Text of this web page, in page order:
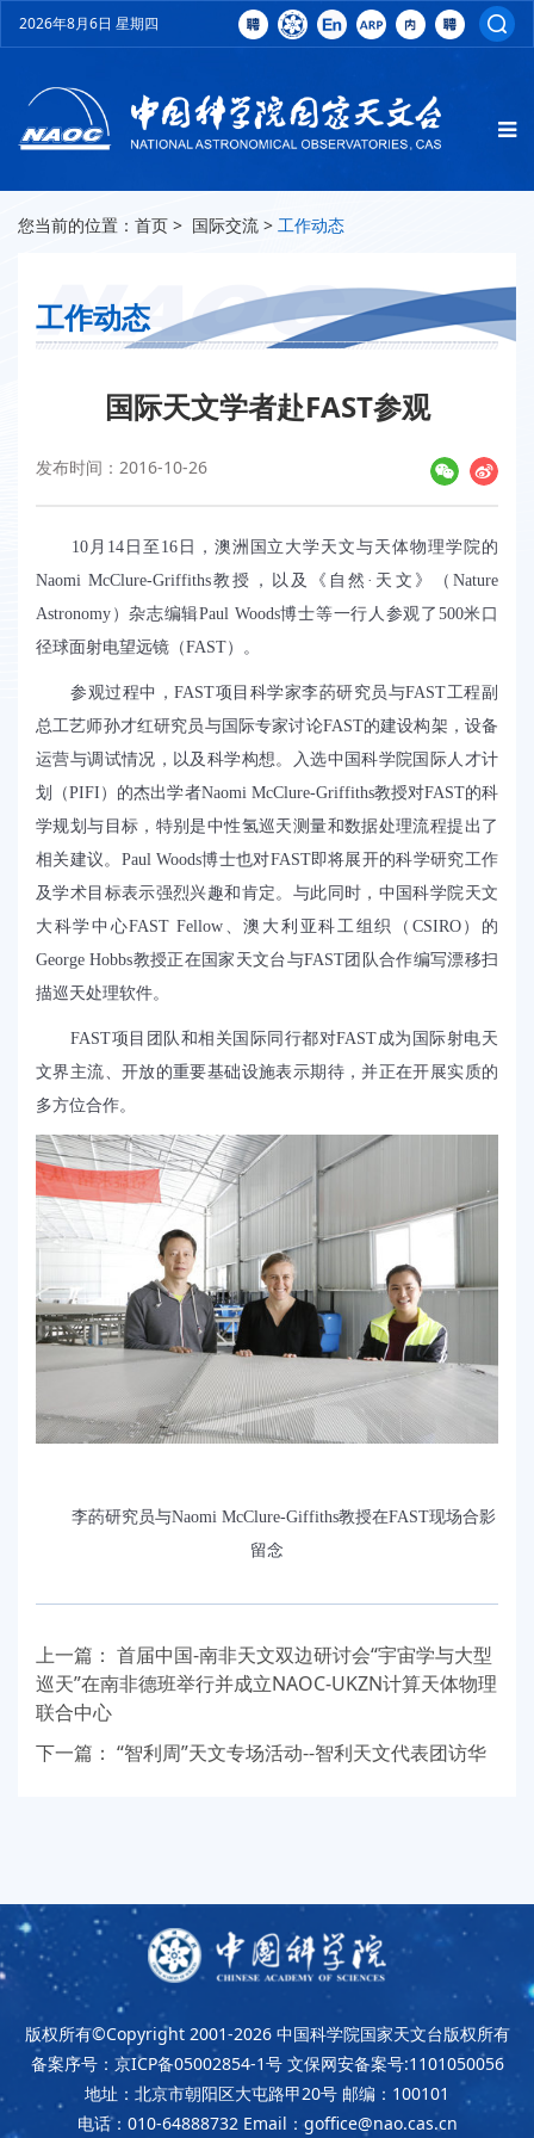
2026年8月6日 星期四
您当前的位置： 首页 > 国际交流 > 工作动态
工作动态
国际天文学者赴FAST参观
发布时间：2016-10-26
10月 14日至 16日，澳洲国立大学天文与天体物理学院的
Naomi McClure-Griffiths教授，以及《自然 · 天文》（Nature
Astronomy ）杂志编辑Paul Woods博士等一行人参观了 500米口
径球面射电望远镜（FAST）。
参观过程中，FAST项目科学家李菂研究员与FAST工程副
总工艺师孙才红研究员与国际专家讨论FAST的建设构架，设备
运营与调试情况，以及科学构想。入选中国科学院国际人才计
划（PIFI ）的杰出学者Naomi McClure-Griffiths教授对FAST的科
学规划与目标，特别是中性氢巡天测量和数据处理流程提出了
相关建议。 Paul Woods博士也对FAST即将展开的科学研究工作
及学术目标表示强烈兴趣和肯定。与此同时，中国科学院天文
大科学中心FAST Fellow 、澳大利亚科工组织（ CSIRO）的
George Hobbs教授正在国家天文台与FAST团队合作编写漂移扫
描巡天处理软件。
FAST项目团队和相关国际同行都对FAST成为国际射电天
文界主流、开放的重要基础设施表示期待，并正在开展实质的
多方位合作。
李菂研究员与Naomi McClure-Giffiths教授在FAST现场合影
留念
上一篇： 首届中国-南非天文双边研讨会“宇宙学与大型
巡天”在南非德班举行并成立NAOC-UKZN计算天体物理
联合中心
下一篇： “智利周”天文专场活动--智利天文代表团访华
版权所有©Copyright 2001-2026 中国科学院国家天文台版权所有
备案序号：京ICP备05002854-1号 文保网安备案号:1101050056
地址：北京市朝阳区大屯路甲20号 邮编：100101
电话：010-64888732 Email：goffice@nao.cas.cn